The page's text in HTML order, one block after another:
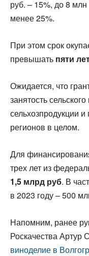
руб. – 15%, до 8
менее 25%.
При этом срок
превышать пяти
Ожидается, что
занятость
сельхозпродукции
регионов в целом.
Для
трех лет из
1,5 млрд руб. В
в 2023 году – 500
Напомним, ранее
Роскачества Артур
виноделие в